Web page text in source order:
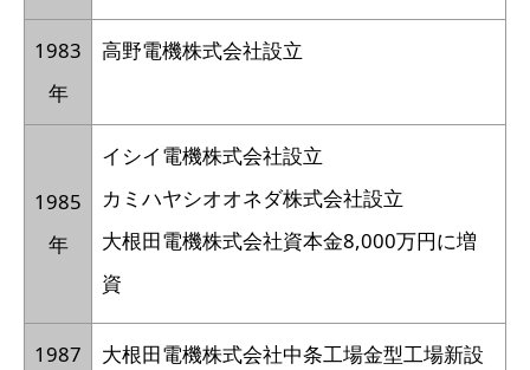
1983
年
高野電機株式会社設立
1985
年
イシイ電機株式会社設立
カミハヤシオオネダ株式会社設立
大根田電機株式会社資本金8,000万円に増
資
1987
大根田電機株式会社中条工場金型工場新設